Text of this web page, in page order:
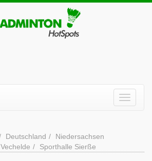
Deutschland
Niedersachsen
Vechelde Sporthalle Sierße